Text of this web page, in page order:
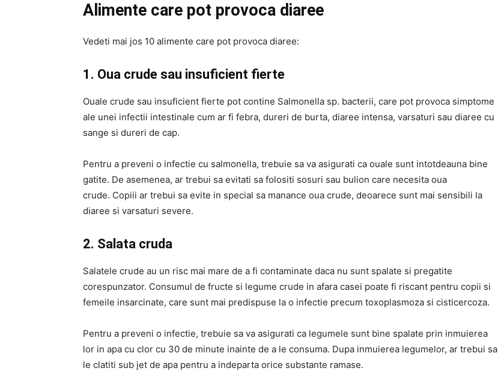
Alimente care pot provoca diaree
Vedeti mai jos 10 alimente care pot provoca diaree:
1. Oua crude sau insuficient fierte
Ouale crude sau insuficient fierte pot contine Salmonella sp. bacterii, care pot provoca simptome
ale unei infectii intestinale cum ar fi febra, dureri de burta, diaree intensa, varsaturi sau diaree cu
sange si dureri de cap.
Pentru a preveni o infectie cu salmonella, trebuie sa va asigurati ca ouale sunt intotdeauna bine
gatite. De asemenea, ar trebui sa evitati sa folositi sosuri sau bulion care necesita oua
crude. Copiii ar trebui sa evite in special sa manance oua crude, deoarece sunt mai sensibili la
diaree si varsaturi severe.
2. Salata cruda
Salatele crude au un risc mai mare de a fi contaminate daca nu sunt spalate si pregatite
corespunzator. Consumul de fructe si legume crude in afara casei poate fi riscant pentru copii si
femeile insarcinate, care sunt mai predispuse la o infectie precum toxoplasmoza si cisticercoza.
Pentru a preveni o infectie, trebuie sa va asigurati ca legumele sunt bine spalate prin inmuierea
lor in apa cu clor cu 30 de minute inainte de a le consuma. Dupa inmuierea legumelor, ar trebui sa
le clatiti sub jet de apa pentru a indeparta orice substante ramase.